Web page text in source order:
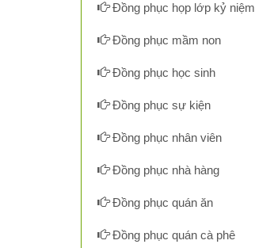
Đồng phục họp lớp kỷ niệm
Đồng phục mầm non
Đồng phục học sinh
Đồng phục sự kiện
Đồng phục nhân viên
Đồng phục nhà hàng
Đồng phục quán ăn
Đồng phục quán cà phê